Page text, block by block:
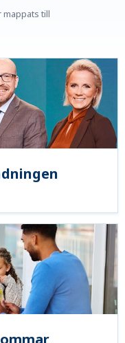
mappats till